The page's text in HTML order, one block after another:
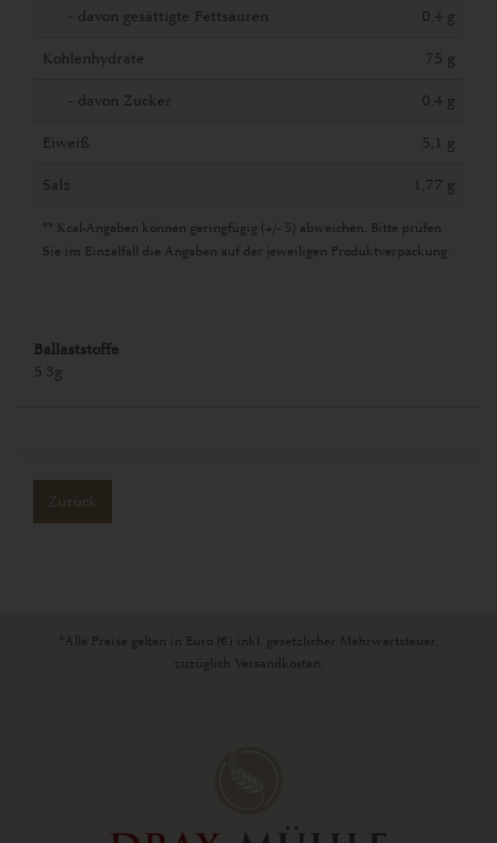
- davon gesättigte Fettsäuren 0,4 g
Kohlenhydrate 75 g
- davon Zucker 0,4 g
Eiweiß 5,1 g
Salz 1,77 g
** Kcal-Angaben können geringfügig (+/- 5) abweichen. Bitte prüfen
Sie im Einzelfall die Angaben auf der jeweiligen Produktverpackung.
Ballaststoffe
5.3g
Zurück
*Alle Preise gelten in Euro (€) inkl. gesetzlicher Mehrwertsteuer,
zuzüglich Versandkosten.